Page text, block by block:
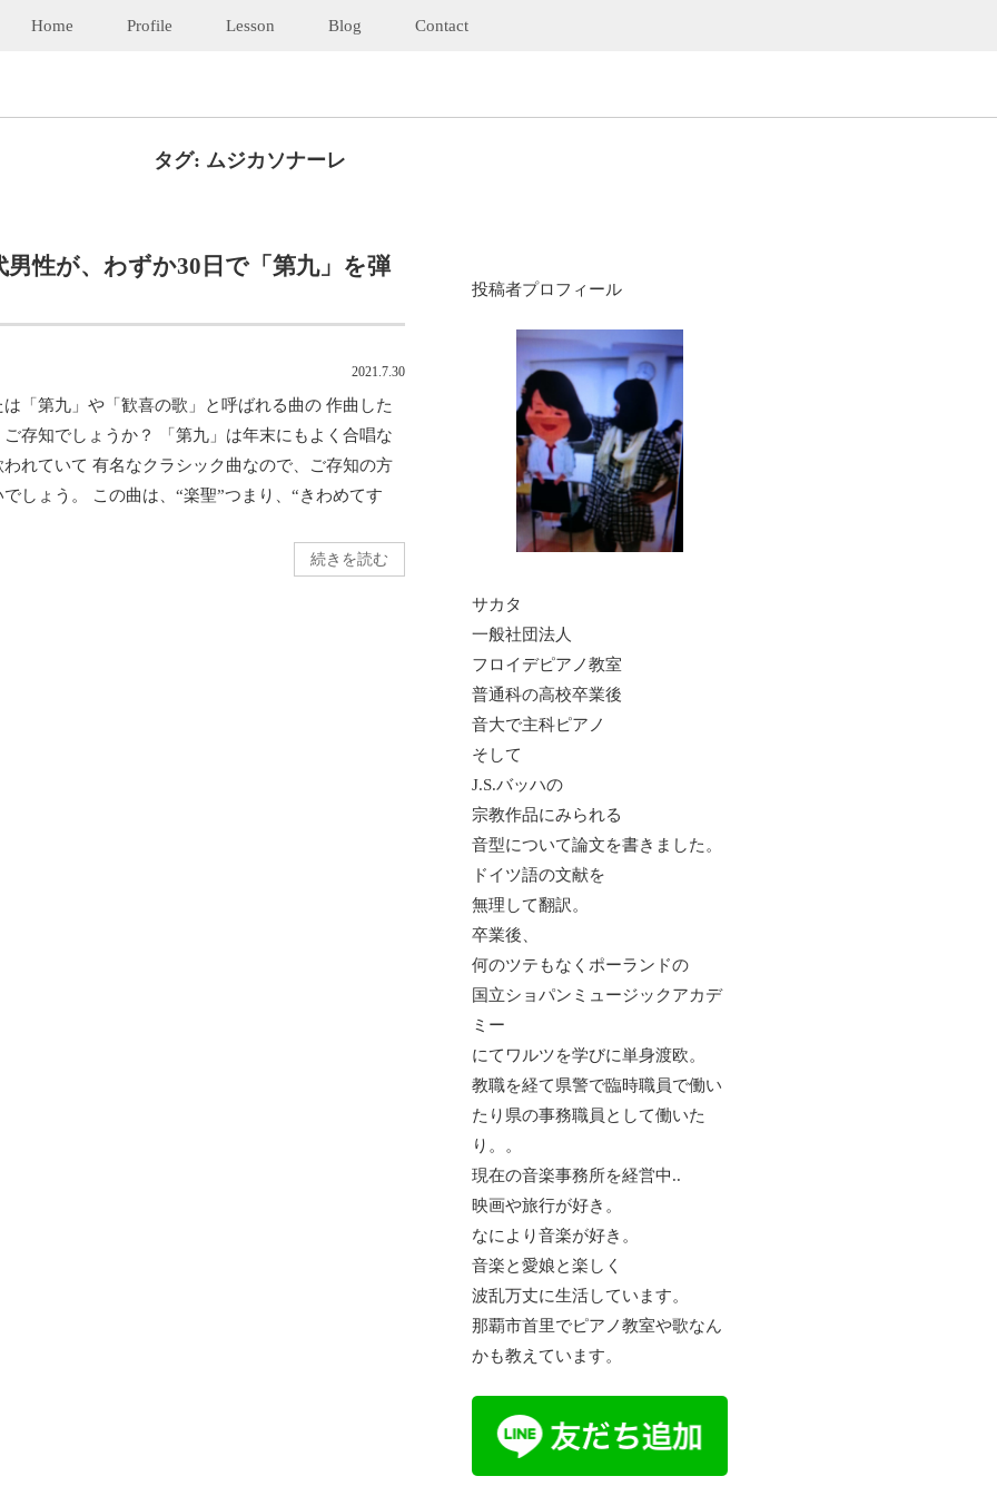
Home Profile Lesson Blog Contact
タグ: ムジカソナーレ
性が、わずか30日で「第九」を弾
2021.7.30
は「第九」や「歓喜の歌」と呼ばれる曲の 作曲した
ご存知でしょうか？ 「第九」は年末にもよく合唱な
われていて 有名なクラシック曲なので、ご存知の方
しょう。 この曲は、“楽聖”つまり、“きわめてす
続きを読む
投稿者プロフィール
サカタ
一般社団法人
フロイデピアノ教室
普通科の高校卒業後
音大で主科ピアノ
そして
J.S.バッハの
宗教作品にみられる
音型について論文を書きました。
ドイツ語の文献を
無理して翻訳。
卒業後、
何のツテもなくポーランドの
国立ショパンミュージックアカデ
ミー
にてワルツを学びに単身渡欧。
教職を経て県警で臨時職員で働い
たり県の事務職員として働いた
り。。
現在の音楽事務所を経営中..
映画や旅行が好き。
なにより音楽が好き。
音楽と愛娘と楽しく
波乱万丈に生活しています。
那覇市首里でピアノ教室や歌なん
かも教えています。